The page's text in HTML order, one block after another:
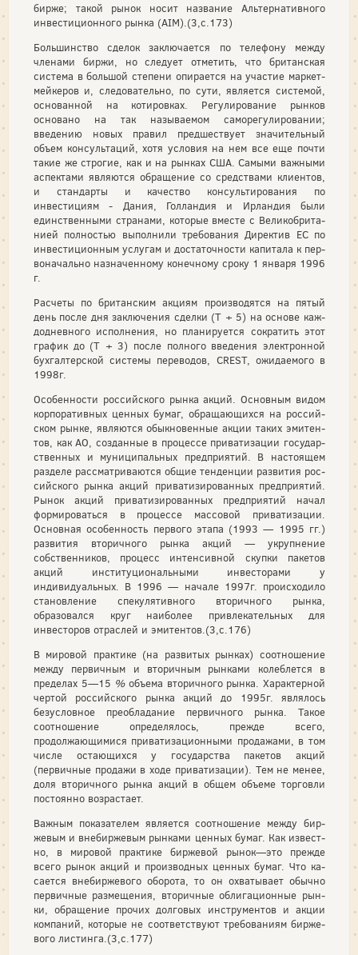
бирже; такой рынок носит название Альтернативного
инвестиционного рынка (AIM).(3,с.173)
Большинство сделок заключается по телефону между
членами биржи, но следует отметить, что британская
систе­ма в большой степени опирается на участие маркет-
мейкеров и, следовательно, по сути, является системой,
основан­ной на котировках. Регулирование рынков
основано на так называемом саморегулировании;
введению новых правил предшеству­ет значительный
объем консультаций, хотя условия на нем все еще почти
такие же строгие, как и на рынках США. Самыми важными
аспектами являются обращение со сред­ствами клиентов,
и стандарты и качество консультирова­ния по
инвестициям - Дания, Голландия и Ирландия были
единственными странами, которые вместе с Великобрита­
нией полностью выполнили требования Директив ЕС по
инвестиционным услугам и достаточности капитала к пер­
воначально назначенному конечному сроку 1 января 1996
г.
Расчеты по британским акциям производятся на пятый
день после дня заключения сделки (Т + 5) на основе каж­
додневного исполнения, но планируется сократить этот
гра­фик до (Т + 3) после полного введения электронной
бухгал­терской системы переводов, CREST, ожидаемого в
1998г.
Особенности российского рынка акций. Основным видом
корпоративных ценных бумаг, обращающихся на россий­
ском рынке, являются обыкновенные акции таких эмитен­
тов, как АО, созданные в процессе приватизации государ­
ственных и муниципальных предприятий. В настоящем
разделе рассматриваются общие тенденции развития рос­
сийского рынка акций приватизированных предприятий.
Рынок акций приватизированных предприятий начал
формироваться в процессе массовой приватизации.
Основ­ная особенность первого этапа (1993 — 1995 гг.)
развития вторичного рынка акций — укрупнение
собственников, процесс интенсивной скупки пакетов
акций институцио­нальными инвесторами у
индивидуальных. В 1996 — нача­ле 1997г. происходило
становление спекулятивного вторич­ного рынка,
образовался круг наиболее привлекательных для
инвесторов отраслей и эмитентов.(3,с.176)
В мировой практике (на развитых рынках) соотноше­ние
между первичным и вторичным рынками колеблется в
пределах 5—15 % объема вторичного рынка. Характерной
чертой российского рынка акций до 1995г. являлось
безус­ловное преобладание первичного рынка. Такое
соотношение определялось, прежде всего,
продолжающимися прива­тизационными продажами, в том
числе остающихся у го­сударства пакетов акций
(первичные продажи в ходе при­ватизации). Тем не менее,
доля вторичного рынка акций в общем объеме торговли
постоянно возрастает.
Важным показателем является соотношение между бир­
жевым и внебиржевым рынками ценных бумаг. Как извест­
но, в мировой практике биржевой рынок—это прежде
всего рынок акций и производных ценных бумаг. Что ка­
сается внебиржевого оборота, то он охватывает обычно
первичные размещения, вторичные облигационные рын­
ки, обращение прочих долговых инструментов и акции
компаний, которые не соответствуют требованиям бирже­
вого листинга.(3,с.177)